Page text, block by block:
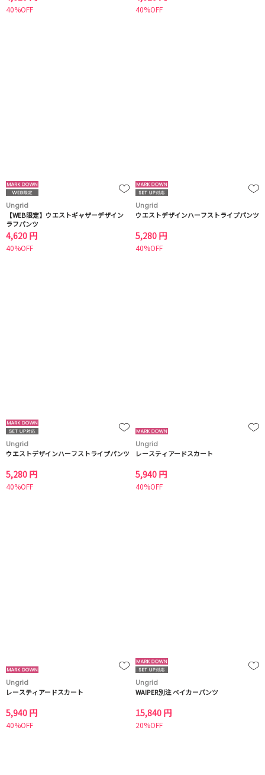
40%OFF 40%OFF
Ungrid
【WEB限定】ウエストギャザーデザイン
ラフパンツ
4,620 円
40%OFF
Ungrid
ウエストデザインハーフストライプパンツ
5,280 円
40%OFF
Ungrid
ウエストデザインハーフストライプパンツ
5,280 円
40%OFF
Ungrid
レースティアードスカート
5,940 円
40%OFF
Ungrid
レースティアードスカート
5,940 円
40%OFF
Ungrid
WAIPER別注 ベイカーパンツ
15,840 円
20%OFF